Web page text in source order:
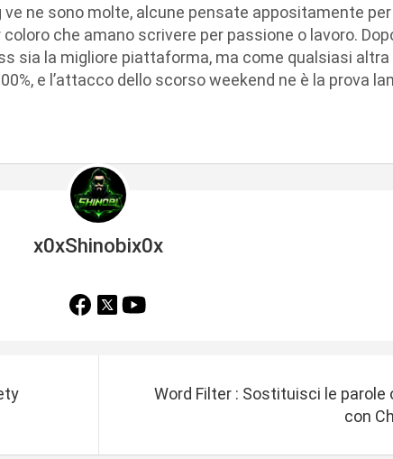
ve ne sono molte, alcune pensate appositamente
che amano scrivere per passione o lavoro.
sia la migliore piattaforma, ma come qualsiasi altra
e l’attacco dello scorso weekend ne è la prova
x0xShinobix0x
Word Filter : Sostituisci le parole
con